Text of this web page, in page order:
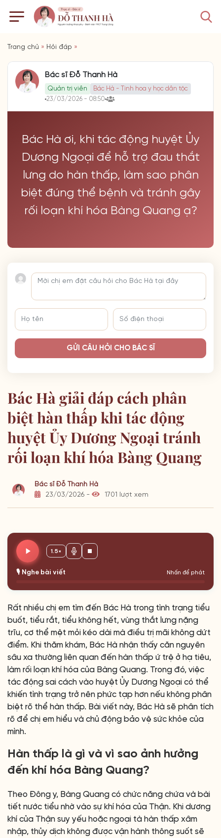
Trang chủ » Hỏi đáp »
Bác sĩ Đỗ Thanh Hà
Quản trị viên
Bác Hà - Tinh hoa y học dân tộc
23/03/2026 - 08:50
Bác Hà ơi, khi tác động huyệt Ủy
Dương Ngoại để hỗ trợ đau thắt
lưng do hàn thấp, làm sao phân
biệt đúng thể bệnh và tránh gây
rối loạn khí hóa Bàng Quang ạ?
GỬI CÂU HỎI CHO BÁC SĨ
Bác Hà giải đáp cách phân
biệt hàn thấp khi tác động
huyệt Ủy Dương Ngoại tránh
rối loạn khí hóa Bàng Quang
Bác sĩ Đỗ Thanh Hà
23/03/2026 -
1701 lượt xem
🎙️ Nghe bài viết Nhấn để phát
1.5×
Rất nhiều chị em tìm đến Bác Hà trong tình trạng tiểu
buốt, tiểu rắt, tiểu không hết, vùng thắt lưng nặng
trĩu, cơ thể mệt mỏi kéo dài mà điều trị mãi không dứt
điểm. Khi thăm khám, Bác Hà nhận thấy căn nguyên
sâu xa thường liên quan đến hàn thấp ứ trệ ở hạ tiêu,
làm rối loạn khí hóa của Bàng Quang. Trong đó, việc
tác động sai cách vào huyệt Ủy Dương Ngoại có thể
khiến tình trạng trở nên phức tạp hơn nếu không phân
biệt rõ thể hàn thấp. Bài viết này, Bác Hà sẽ phân tích
rõ để chị em hiểu và chủ động bảo vệ sức khỏe của
mình.
Hàn thấp là gì và vì sao ảnh hưởng
đến khí hóa Bàng Quang?
Theo Đông y, Bàng Quang có chức năng chứa và bài
tiết nước tiểu nhờ vào sự khí hóa của Thận. Khi dương
khí của Thận suy yếu hoặc ngoại tà hàn thấp xâm
nhập, thủy dịch không được vận hành thông suốt sẽ